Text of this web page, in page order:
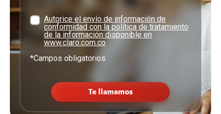
Autorice el envío de información de
conformidad con la política de tratamiento
de la información disponible en
www.claro.com.co
*Campos obligatorios
Te llamamos